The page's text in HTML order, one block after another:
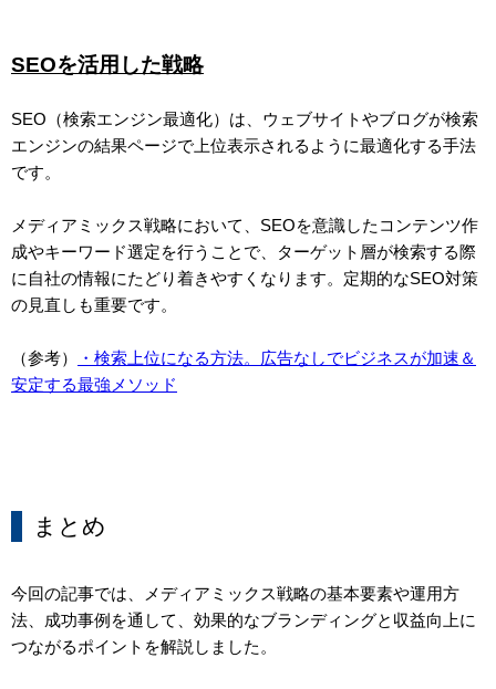
SEOを活用した戦略
SEO（検索エンジン最適化）は、ウェブサイトやブログが検索
エンジンの結果ページで上位表示されるように最適化する手法
です。
メディアミックス戦略において、SEOを意識したコンテンツ作
成やキーワード選定を行うことで、ターゲット層が検索する際
に自社の情報にたどり着きやすくなります。定期的なSEO対策
の見直しも重要です。
（参考）
・検索上位になる方法。広告なしでビジネスが加速＆
安定する最強メソッド
まとめ
今回の記事では、メディアミックス戦略の基本要素や運用方
法、成功事例を通して、効果的なブランディングと収益向上に
つながるポイントを解説しました。